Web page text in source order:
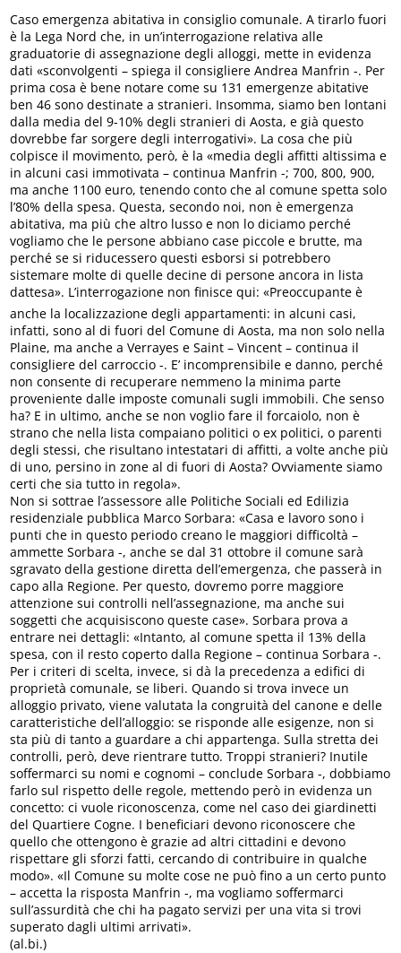
Caso emergenza abitativa in consiglio comunale. A tirarlo fuori
è la Lega Nord che, in un’interrogazione relativa alle
graduatorie di assegnazione degli alloggi, mette in evidenza
dati «sconvolgenti – spiega il consigliere Andrea Manfrin -. Per
prima cosa è bene notare come su 131 emergenze abitative
ben 46 sono destinate a stranieri. Insomma, siamo ben lontani
dalla media del 9-10% degli stranieri di Aosta, e già questo
dovrebbe far sorgere degli interrogativi». La cosa che più
colpisce il movimento, però, è la «media degli affitti altissima e
in alcuni casi immotivata – continua Manfrin -; 700, 800, 900,
ma anche 1100 euro, tenendo conto che al comune spetta solo
l’80% della spesa. Questa, secondo noi, non è emergenza
abitativa, ma più che altro lusso e non lo diciamo perché
vogliamo che le persone abbiano case piccole e brutte, ma
perché se si riducessero questi esborsi si potrebbero
sistemare molte di quelle decine di persone ancora in lista
dattesa». L’interrogazione non finisce qui: «Preoccupante è
anche la localizzazione degli appartamenti: in alcuni casi,
infatti, sono al di fuori del Comune di Aosta, ma non solo nella
Plaine, ma anche a Verrayes e Saint – Vincent – continua il
consigliere del carroccio -. E’ incomprensibile e danno, perché
non consente di recuperare nemmeno la minima parte
proveniente dalle imposte comunali sugli immobili. Che senso
ha? E in ultimo, anche se non voglio fare il forcaiolo, non è
strano che nella lista compaiano politici o ex politici, o parenti
degli stessi, che risultano intestatari di affitti, a volte anche più
di uno, persino in zone al di fuori di Aosta? Ovviamente siamo
certi che sia tutto in regola».
Non si sottrae l’assessore alle Politiche Sociali ed Edilizia
residenziale pubblica Marco Sorbara: «Casa e lavoro sono i
punti che in questo periodo creano le maggiori difficoltà –
ammette Sorbara -, anche se dal 31 ottobre il comune sarà
sgravato della gestione diretta dell’emergenza, che passerà in
capo alla Regione. Per questo, dovremo porre maggiore
attenzione sui controlli nell’assegnazione, ma anche sui
soggetti che acquisiscono queste case». Sorbara prova a
entrare nei dettagli: «Intanto, al comune spetta il 13% della
spesa, con il resto coperto dalla Regione – continua Sorbara -.
Per i criteri di scelta, invece, si dà la precedenza a edifici di
proprietà comunale, se liberi. Quando si trova invece un
alloggio privato, viene valutata la congruità del canone e delle
caratteristiche dell’alloggio: se risponde alle esigenze, non si
sta più di tanto a guardare a chi appartenga. Sulla stretta dei
controlli, però, deve rientrare tutto. Troppi stranieri? Inutile
soffermarci su nomi e cognomi – conclude Sorbara -, dobbiamo
farlo sul rispetto delle regole, mettendo però in evidenza un
concetto: ci vuole riconoscenza, come nel caso dei giardinetti
del Quartiere Cogne. I beneficiari devono riconoscere che
quello che ottengono è grazie ad altri cittadini e devono
rispettare gli sforzi fatti, cercando di contribuire in qualche
modo». «Il Comune su molte cose ne può fino a un certo punto
– accetta la risposta Manfrin -, ma vogliamo soffermarci
sull’assurdità che chi ha pagato servizi per una vita si trovi
superato dagli ultimi arrivati».
(al.bi.)